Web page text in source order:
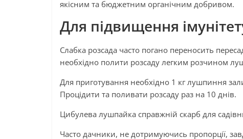
якісним та бюджетним органічним добривом.
Для підвищення
Слабка розсада часто погано переносить
необхідно полити розсаду легким розчином
Для приготування необхідно 1 кг лушпиння
Процідити та поливати розсаду раз на 10 днів.
Цибулева лушпайка справжній скарб для
Часто дачники, не дотримуючись пропорції,